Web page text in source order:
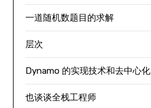
一道随机数题目的求解
层次
Dynamo 的实现技术和去中心化
也谈谈全栈工程师